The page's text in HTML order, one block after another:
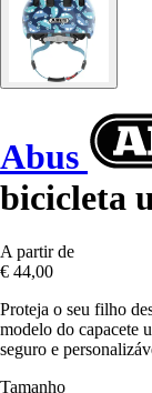
Abus
bicicleta
A partir de
€ 44,00
Proteja o seu filho
modelo do capacete
seguro e
Tamanho